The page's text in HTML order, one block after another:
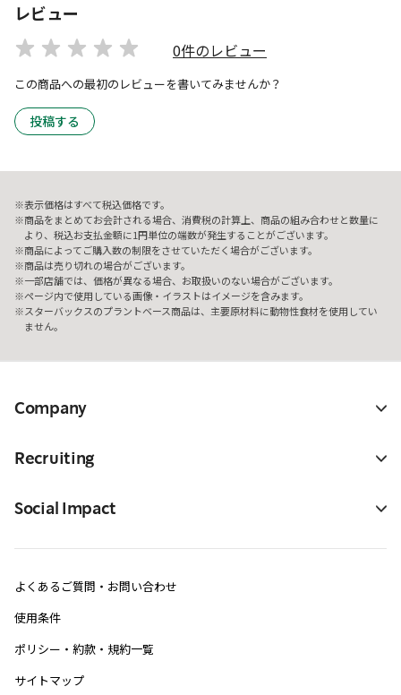
レビュー
0件のレビュー
この商品への最初のレビューを書いてみませんか？
投稿する
表示価格はすべて税込価格です。
商品をまとめてお会計される場合、消費税の計算上、商品の組み合わせと数量に
より、税込お支払金額に1円単位の端数が発生することがございます。
商品によってご購入数の制限をさせていただく場合がございます。
商品は売り切れの場合がございます。
一部店舗では、価格が異なる場合、お取扱いのない場合がございます。
ページ内で使用している画像・イラストはイメージを含みます。
スターバックスのプラントベース商品は、主要原材料に動物性食材を使用してい
ません。
Company
Recruiting
Social Impact
よくあるご質問・お問い合わせ
使用条件
ポリシー・約款・規約一覧
サイトマップ